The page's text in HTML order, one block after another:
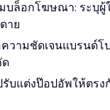
บล็อกโฆษณา: ระบุ
าย
วามชัดเจนแบรนด์
บแต่งป๊อปอัพให้ตร